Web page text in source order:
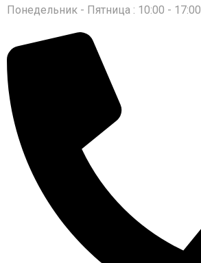
Понедельник - Пятница : 10:00 - 17:00